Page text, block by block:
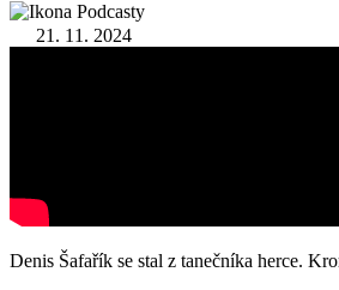
Podcasty
21. 11. 2024
Denis Šafařík se stal z tanečníka herce.